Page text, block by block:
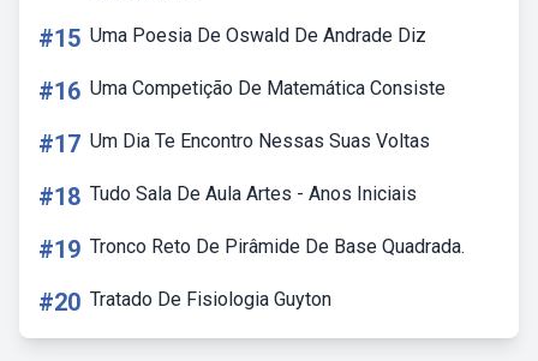
#15 Uma Poesia De Oswald De Andrade Diz
#16 Uma Competição De Matemática Consiste
#17 Um Dia Te Encontro Nessas Suas Voltas
#18 Tudo Sala De Aula Artes - Anos Iniciais
#19 Tronco Reto De Pirâmide De Base Quadrada.
#20 Tratado De Fisiologia Guyton